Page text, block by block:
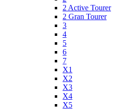
2 Active Tourer
2 Gran Tourer
3
4
5
6
7
X1
X2
X3
X4
X5